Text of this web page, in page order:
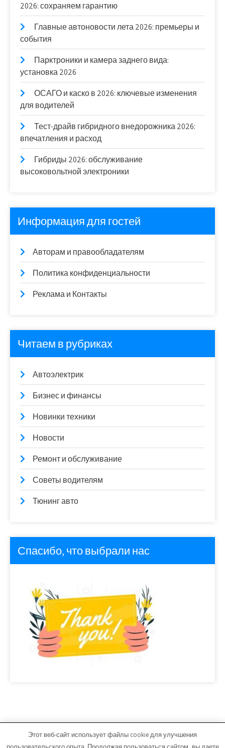
2026: сохраняем гарантию
Главные автоновости лета 2026: премьеры и
события
Парктроники и камера заднего вида:
установка 2026
ОСАГО и каско в 2026: ключевые изменения
для водителей
Тест-драйв гибридного внедорожника 2026:
впечатления и расход
Гибриды 2026: обслуживание
высоковольтной электроники
Информация для гостей
Авторам и правообладателям
Политика конфиденциальности
Реклама и Контакты
Читаем в рубриках
Автоэлектрик
Бизнес и финансы
Новинки техники
Новости
Ремонт и обслуживание
Советы водителям
Тюнинг авто
Спасибо, что выбрали нас
avto-center74.ru - Работает на WordPress
Этот веб-сайт использует файлы cookie для улучшения